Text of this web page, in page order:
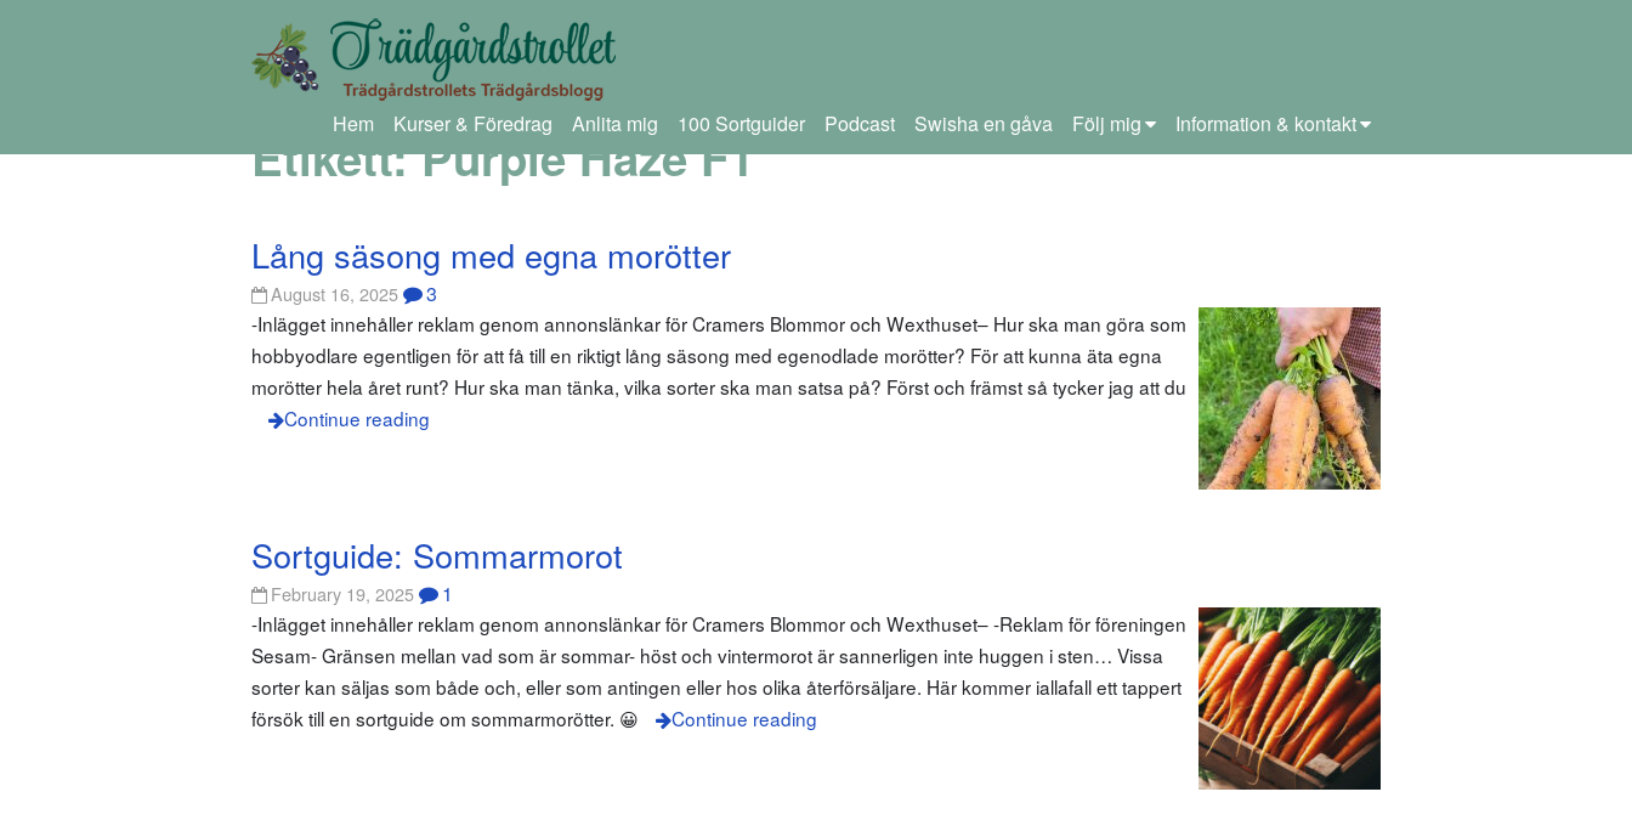
Hem Kurser & Föredrag Anlita mig 100 Sortguider Podcast Swisha en gåva Följ mig Information & kontakt
Etikett:Purple Haze F1
Lång säsong med egna morötter
August 16, 2025 3
-Inlägget innehåller reklam genom annonslänkar för Cramers Blommor och Wexthuset– Hur ska man göra som
hobbyodlare egentligen för att få till en riktigt lång säsong med egenodlade morötter? För att kunna äta egna
morötter hela året runt? Hur ska man tänka, vilka sorter ska man satsa på? Först och främst så tycker jag att du
Continue reading
Sortguide: Sommarmorot
February 19, 2025 1
-Inlägget innehåller reklam genom annonslänkar för Cramers Blommor och Wexthuset– -Reklam för föreningen
Sesam- Gränsen mellan vad som är sommar- höst och vintermorot är sannerligen inte huggen i sten… Vissa
sorter kan säljas som både och, eller som antingen eller hos olika återförsäljare. Här kommer iallafall ett tappert
försök till en sortguide om sommarmorötter. 😀
Continue reading